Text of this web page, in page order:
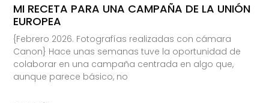
MI RECETA PARA UNA CAMPAÑA DE LA UNIÓN
EUROPEA
{Febrero 2026. Fotografías realizadas con cámara
Canon} Hace unas semanas tuve la oportunidad de
colaborar en una campaña centrada en algo que,
aunque parece básico, no